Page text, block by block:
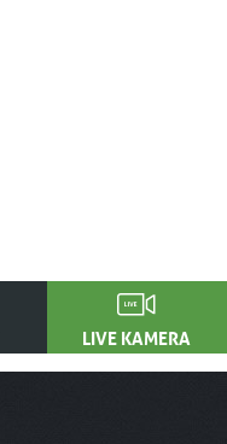
LIVE KAMERA